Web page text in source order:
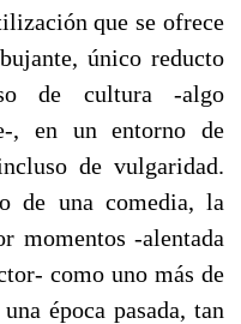
que se ofrece
único reducto
de cultura -algo
, en un entorno de
de vulgaridad.
de una comedia, la
momentos -alentada
como uno más de
época pasada, tan